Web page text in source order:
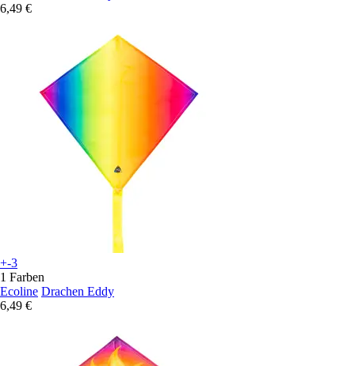
6,49 €
+-3
1 Farben
Ecoline Drachen Eddy
6,49 €